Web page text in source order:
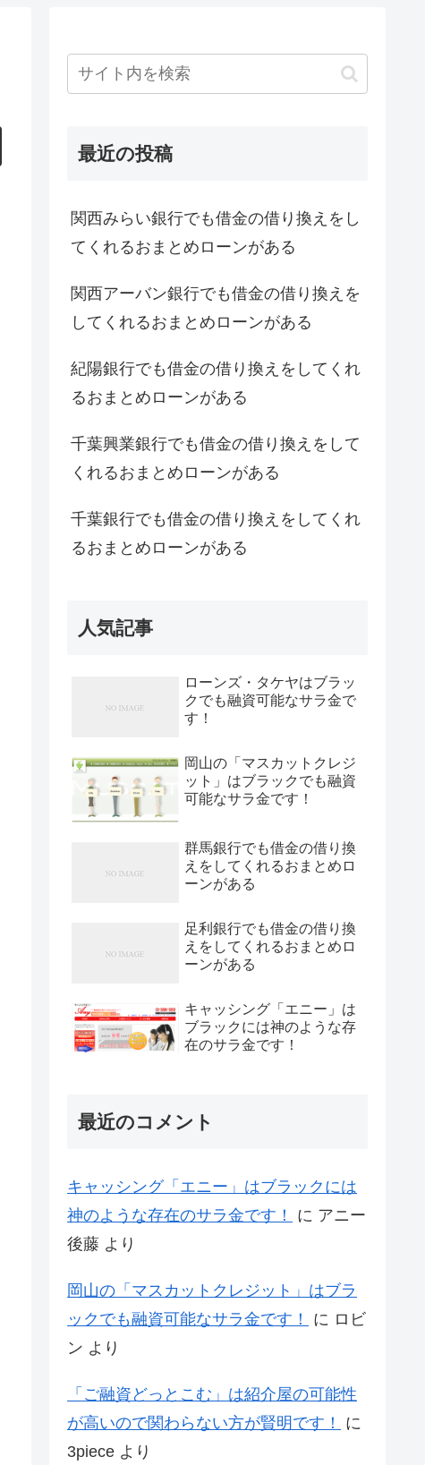
最近の投稿
関西みらい銀行でも借金の借り換えをし
てくれるおまとめローンがある
関西アーバン銀行でも借金の借り換えを
してくれるおまとめローンがある
紀陽銀行でも借金の借り換えをしてくれ
るおまとめローンがある
千葉興業銀行でも借金の借り換えをして
くれるおまとめローンがある
千葉銀行でも借金の借り換えをしてくれ
るおまとめローンがある
人気記事
ローンズ・タケヤはブラッ
クでも融資可能なサラ金で
す！
岡山の「マスカットクレジ
ット」はブラックでも融資
可能なサラ金です！
群馬銀行でも借金の借り換
えをしてくれるおまとめロ
ーンがある
足利銀行でも借金の借り換
えをしてくれるおまとめロ
ーンがある
キャッシング「エニー」は
ブラックには神のような存
在のサラ金です！
最近のコメント
キャッシング「エニー」はブラックには
神のような存在のサラ金です！
に アニー
後藤 より
岡山の「マスカットクレジット」はブラ
ックでも融資可能なサラ金です！
に ロビ
ン より
「ご融資どっとこむ」は紹介屋の可能性
が高いので関わらない方が賢明です！
に
3piece より